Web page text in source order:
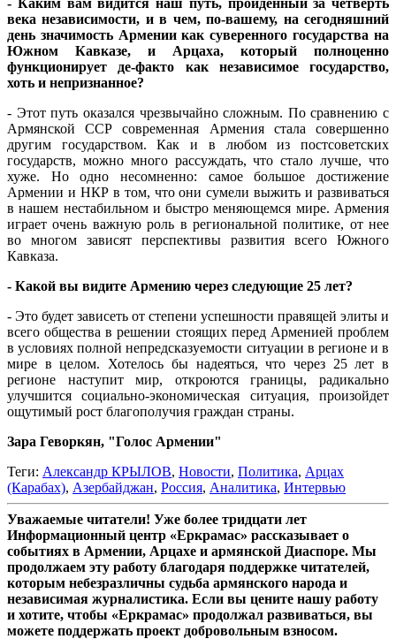
века независимости, и в чем, по-вашему, на сегодняшний
день значимость Армении как суверенного государства на
Южном Кавказе, и Арцаха, который полноценно
функционирует де-факто как независимое государство,
хоть и непризнанное?
- Этот путь оказался чрезвычайно сложным. По сравнению с
Армянской ССР современная Армения стала совершенно
другим государством. Как и в любом из постсоветских
государств, можно много рассуждать, что стало лучше, что
хуже. Но одно несомненно: самое большое достижение
Армении и НКР в том, что они сумели выжить и развиваться
в нашем нестабильном и быстро меняющемся мире. Армения
играет очень важную роль в региональной политике, от нее
во многом зависят перспективы развития всего Южного
Кавказа.
- Какой вы видите Армению через следующие 25 лет?
- Это будет зависеть от степени успешности правящей элиты и
всего общества в решении стоящих перед Арменией проблем
в условиях полной непредсказуемости ситуации в регионе и в
мире в целом. Хотелось бы надеяться, что через 25 лет в
регионе наступит мир, откроются границы, радикально
улучшится социально-экономическая ситуация, произойдет
ощутимый рост благополучия граждан страны.
Зара Геворкян, "Голос Армении"
Теги: Александр КРЫЛОВ, Новости, Политика, Арцах
(Карабах), Азербайджан, Россия, Аналитика, Интервью
Уважаемые читатели! Уже более тридцати лет
Информационный центр «Еркрамас» рассказывает о
событиях в Армении, Арцахе и армянской Диаспоре. Мы
продолжаем эту работу благодаря поддержке читателей,
которым небезразличны судьба армянского народа и
независимая журналистика. Если вы цените нашу работу
и хотите, чтобы «Еркрамас» продолжал развиваться, вы
можете поддержать проект добровольным взносом.